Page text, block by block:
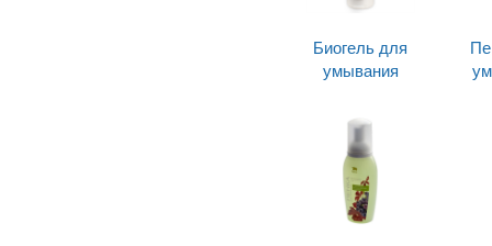
Биогель для
умывания